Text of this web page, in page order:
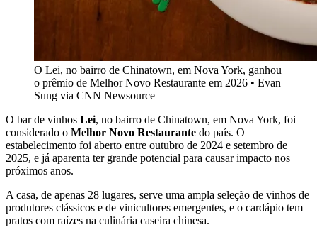
O Lei, no bairro de Chinatown, em Nova York, ganhou
o prêmio de Melhor Novo Restaurante em 2026 • Evan
Sung via CNN Newsource
O bar de vinhos Lei, no bairro de Chinatown, em Nova York, foi
considerado o Melhor Novo Restaurante do país. O
estabelecimento foi aberto entre outubro de 2024 e setembro de
2025, e já aparenta ter grande potencial para causar impacto nos
próximos anos.
A casa, de apenas 28 lugares, serve uma ampla seleção de vinhos de
produtores clássicos e de vinicultores emergentes, e o cardápio tem
pratos com raízes na culinária caseira chinesa.